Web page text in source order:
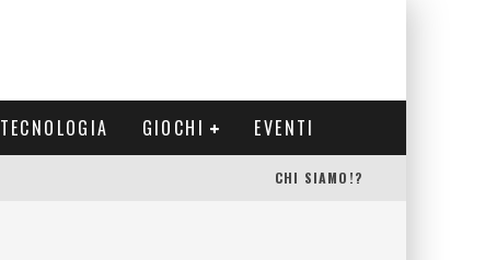
TECNOLOGIA GIOCHI EVENTI
CHI SIAMO!?